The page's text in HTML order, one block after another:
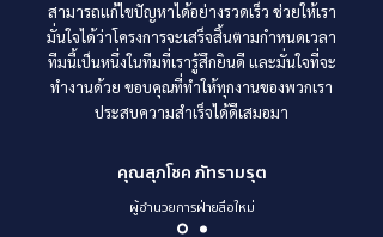
สามารถแก้ไขปัญหาได้อย่างรวดเร็ว ช่วยให้เรา
มั่นใจได้ว่าโครงการจะเสร็จสิ้นตามกำหนดเวลา
ทีมนี้เป็นหนึ่งในทีมที่เรารู้สึกยินดี และมั่นใจที่จะ
ทำงานด้วย ขอบคุณที่ทำให้ทุกงานของพวกเรา
ประสบความสำเร็จได้ดีเสมอมา
คุณสุภโชค ภัทรามรุต
ผู้อำนวยการฝ่ายสื่อใหม่